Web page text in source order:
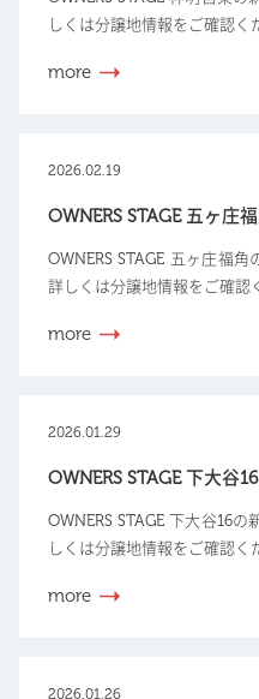
しくは分譲地情報をご確認く
more
2026.02.19
OWNERS STAGE 五ヶ庄
OWNERS STAGE 五ヶ庄福
詳しくは分譲地情報をご確認
more
2026.01.29
OWNERS STAGE 下大谷
OWNERS STAGE 下大谷16
しくは分譲地情報をご確認く
more
2026.01.26